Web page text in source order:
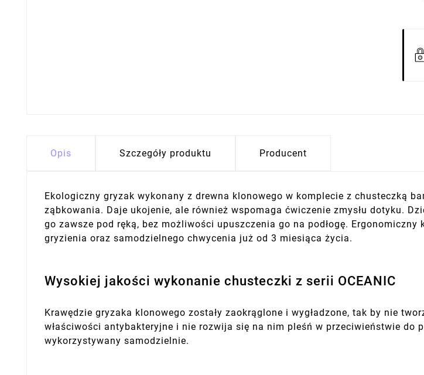
Opis Szczegóły produktu Producent
Ekologiczny gryzak wykonany z drewna klonowego w komplecie z chusteczką
ząbkowania. Daje ukojenie, ale również wspomaga ćwiczenie zmysłu dotyku.
go zawsze pod ręką, bez możliwości upuszczenia go na podłogę.
gryzienia oraz samodzielnego chwycenia już od 3 miesiąca życia.
Wysokiej jakości wykonanie chusteczki z serii OCEANIC
Krawędzie gryzaka klonowego zostały zaokrąglone i wygładzone, tak by nie
właściwości antybakteryjne i nie rozwija się na nim pleśń w przeciwieństwie do
wykorzystywany samodzielnie.